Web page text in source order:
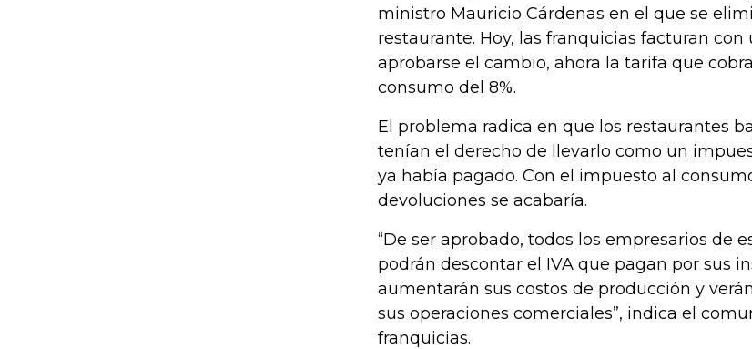
ministro Mauricio Cárdenas en el que se
restaurante. Hoy, las franquicias facturan con
aprobarse el cambio, ahora la tarifa que
consumo del 8%.
El problema radica en que los restaurantes
tenían el derecho de llevarlo como un
ya había pagado. Con el impuesto al
devoluciones se acabaría.
“De ser aprobado, todos los empresarios de
podrán descontar el IVA que pagan por sus
aumentarán sus costos de producción y
sus operaciones comerciales”, indica el
franquicias.